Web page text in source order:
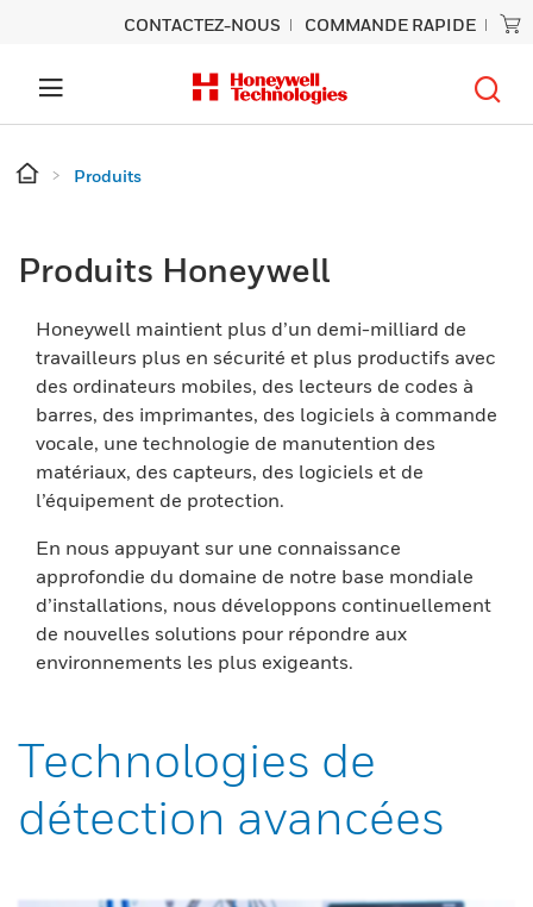
CONTACTEZ-NOUS COMMANDE RAPIDE
Produits
Produits Honeywell
Honeywell maintient plus d’un demi-milliard de
travailleurs plus en sécurité et plus productifs avec
des ordinateurs mobiles, des lecteurs de codes à
barres, des imprimantes, des logiciels à commande
vocale, une technologie de manutention des
matériaux, des capteurs, des logiciels et de
l’équipement de protection.
En nous appuyant sur une connaissance
approfondie du domaine de notre base mondiale
d’installations, nous développons continuellement
de nouvelles solutions pour répondre aux
environnements les plus exigeants.
Technologies de
détection avancées